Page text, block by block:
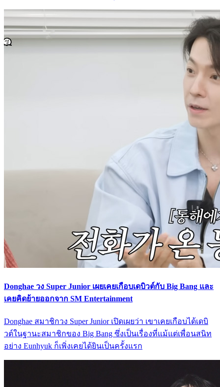
Donghae วง Super Junior เผยเคยเกือบเดบิวต์กับ Big Bang และ
เคยคิดย้ายออกจาก SM Entertainment
Donghae สมาชิกวง Super Junior เปิดเผยว่า เขาเคยเกือบได้เดบิ
วต์ในฐานะสมาชิกของ Big Bang ซึ่งเป็นเรื่องที่แม้แต่เพื่อนสนิท
อย่าง Eunhyuk ก็เพิ่งเคยได้ยินเป็นครั้งแรก